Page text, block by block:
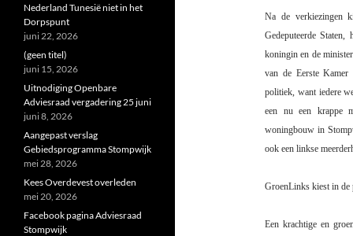
Na de verkiezingen
Gedeputeerde
koningin en de
van de Eerste
politiek, want iedere
een nu een krappe
woningbouw in
ook een linkse
GroenLinks kiest in
Een krachtige en
Nederland Tunesië niet in het
Dorpspunt
juni 22, 2026
(geen titel)
juni 15, 2026
Uitnodiging Openbare
Adviesraad vergadering 25 juni
juni 8, 2026
Aangepast verslag
Gebiedsprogramma Stompwijk
mei 28, 2026
Kees Overdevest overleden
mei 20, 2026
Facebook pagina Adviesraad
Stompwijk